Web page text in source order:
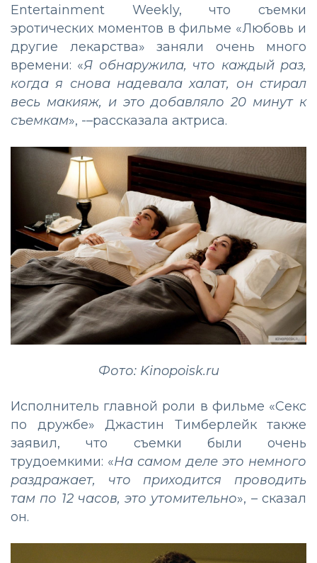
Entertainment Weekly, что съемки
эротических моментов в фильме «Любовь и
другие лекарства» заняли очень много
времени: «Я обнаружила, что каждый раз,
когда я снова надевала халат, он стирал
весь макияж, и это добавляло 20 минут к
съемкам», -–рассказала актриса.
Фото: Kinopoisk.ru
Исполнитель главной роли в фильме «Секс
по дружбе» Джастин Тимберлейк также
заявил, что съемки были очень
трудоемкими: «На самом деле это немного
раздражает, что приходится проводить
там по 12 часов, это утомительно», – сказал
он.